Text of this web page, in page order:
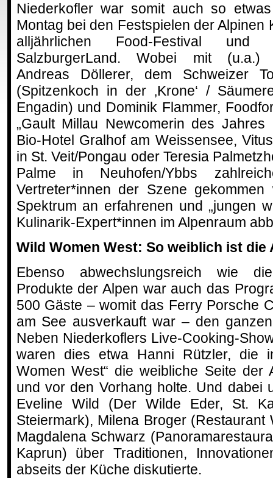
Niederkofler war somit auch so
Montag bei den Festspielen der Alpinen
alljährlichen Food-Festival und
SalzburgerLand. Wobei mit (u.a.)
Andreas Döllerer, dem Schweizer
(Spitzenkoch in der ‚Krone‘ /
Engadin) und Dominik Flammer,
„Gault Millau Newcomerin des
Bio-Hotel Gralhof am Weissensee,
in St. Veit/Pongau oder Teresia
Palme in Neuhofen/Ybbs
Vertreter*innen der Szene
Spektrum an erfahrenen und „jungen
Kulinarik-Expert*innen im Alpenraum
Wild Women West: So weiblich ist die
Ebenso abwechslungsreich wie
Produkte der Alpen war auch das
500 Gäste – womit das Ferry Porsche
am See ausverkauft war – den
Neben Niederkoflers Live-Cooking-
waren dies etwa Hanni Rützler, die
Women West“ die weibliche Seite der
und vor den Vorhang holte. Und dabei
Eveline Wild (Der Wilde Eder, St.
Steiermark), Milena Broger
Magdalena Schwarz
Kaprun) über Traditionen,
abseits der Küche diskutierte.